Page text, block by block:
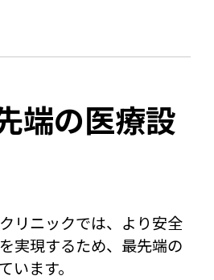
端の医療設
リニックでは、より安全
実現するため、最先端の
います。